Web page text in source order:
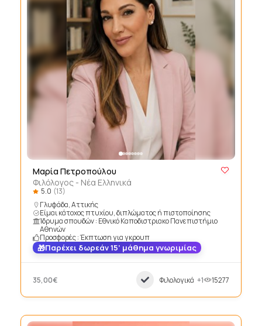
Μαρία Πετροπούλου
Φιλόλογος - Νέα Ελληνικά
5.0 (13)
Γλυφάδα, Αττικής
Είμαι κάτοχος πτυχίου, διπλώματος ή πιστοποίησης
Ίδρυμα σπουδών : Εθνικό Καποδιστριακο Πανεπιστήμιο
Αθηνών
Προσφορές : Έκπτωση για γκρουπ
Παρέχει δωρεάν 15’ μάθημα γνωριμίας
35,00€ Φιλολογικά +1 15277